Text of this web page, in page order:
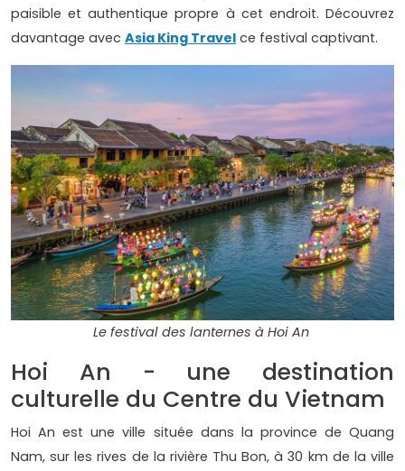
paisible et authentique propre à cet endroit. Découvrez
davantage avec Asia King Travel ce festival captivant.
Le festival des lanternes à Hoi An
Hoi An - une destination
culturelle du Centre du Vietnam
Hoi An est une ville située dans la province de Quang
Nam, sur les rives de la rivière Thu Bon, à 30 km de la ville